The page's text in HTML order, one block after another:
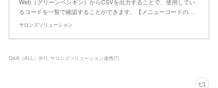
Web（グリーンペンギン）からCSVを出力することで、使用してい
るコードを一覧で確認することができます。【メニューコードの…
サロンズソリューション
Q&A（ALL） (91) サロンズソリューション連携(7)